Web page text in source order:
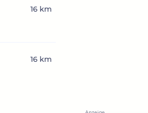
16 km
16 km